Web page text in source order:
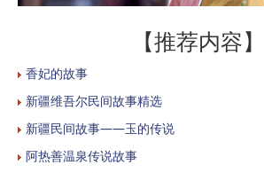
【推荐内容】
香妃的故事
新疆维吾尔民间故事精选
新疆民间故事——玉的传说
阿热善温泉传说故事